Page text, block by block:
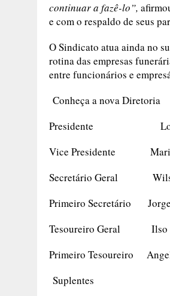
continuar a fazê-lo”,
e com o respaldo de seus
O Sindicato atua ainda no
rotina das empresas
entre funcionários e
Conheça a nova Diretoria
Presidente
Vice Presidente Mario
Secretário Geral
Primeiro Secretário Jorge
Tesoureiro Geral Ilso
Primeiro Tesoureiro
Suplentes